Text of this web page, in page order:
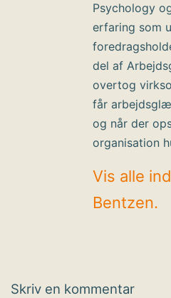
Psychology
erfaring som
del af
overtog
får
og når der
organisation
Vis alle
Bentzen.
Skriv en kommentar